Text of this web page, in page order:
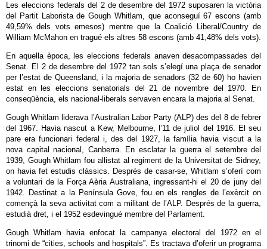
Les eleccions federals del 2 de desembre del 1972 suposaren la victòria
del Partit Laborista de Gough Whitlam, que aconseguí 67 escons (amb
49,59% dels vots emesos) mentre que la Coalició Liberal/Country de
William McMahon en tragué els altres 58 escons (amb 41,48% dels vots).
En aquella època, les eleccions federals anaven desacompassades del
Senat. El 2 de desembre del 1972 tan sols s’elegí una plaça de senador
per l’estat de Queensland, i la majoria de senadors (32 de 60) ho havien
estat en les eleccions senatorials del 21 de novembre del 1970. En
conseqüència, els nacional-liberals servaven encara la majoria al Senat.
Gough Whitlam liderava l’Australian Labor Party (ALP) des del 8 de febrer
del 1967. Havia nascut a Kew, Melbourne, l’11 de juliol del 1916. El seu
pare era funcionari federal i, des del 1927, la família havia viscut a la
nova capital nacional, Canberra. En esclatar la guerra el setembre del
1939, Gough Whitlam fou allistat al regiment de la Universitat de Sidney,
on havia fet estudis clàssics. Després de casar-se, Whitlam s’oferí com
a voluntari de la Força Aèria Australiana, ingressant-hi el 20 de juny del
1942. Destinat a la Península Gove, fou en els rengles de l’exèrcit on
començà la seva activitat com a militant de l’ALP. Després de la guerra,
estudià dret, i el 1952 esdevingué membre del Parlament.
Gough Whitlam havia enfocat la campanya electoral del 1972 en el
trinomi de “cities, schools and hospitals”. Es tractava d’oferir un programa